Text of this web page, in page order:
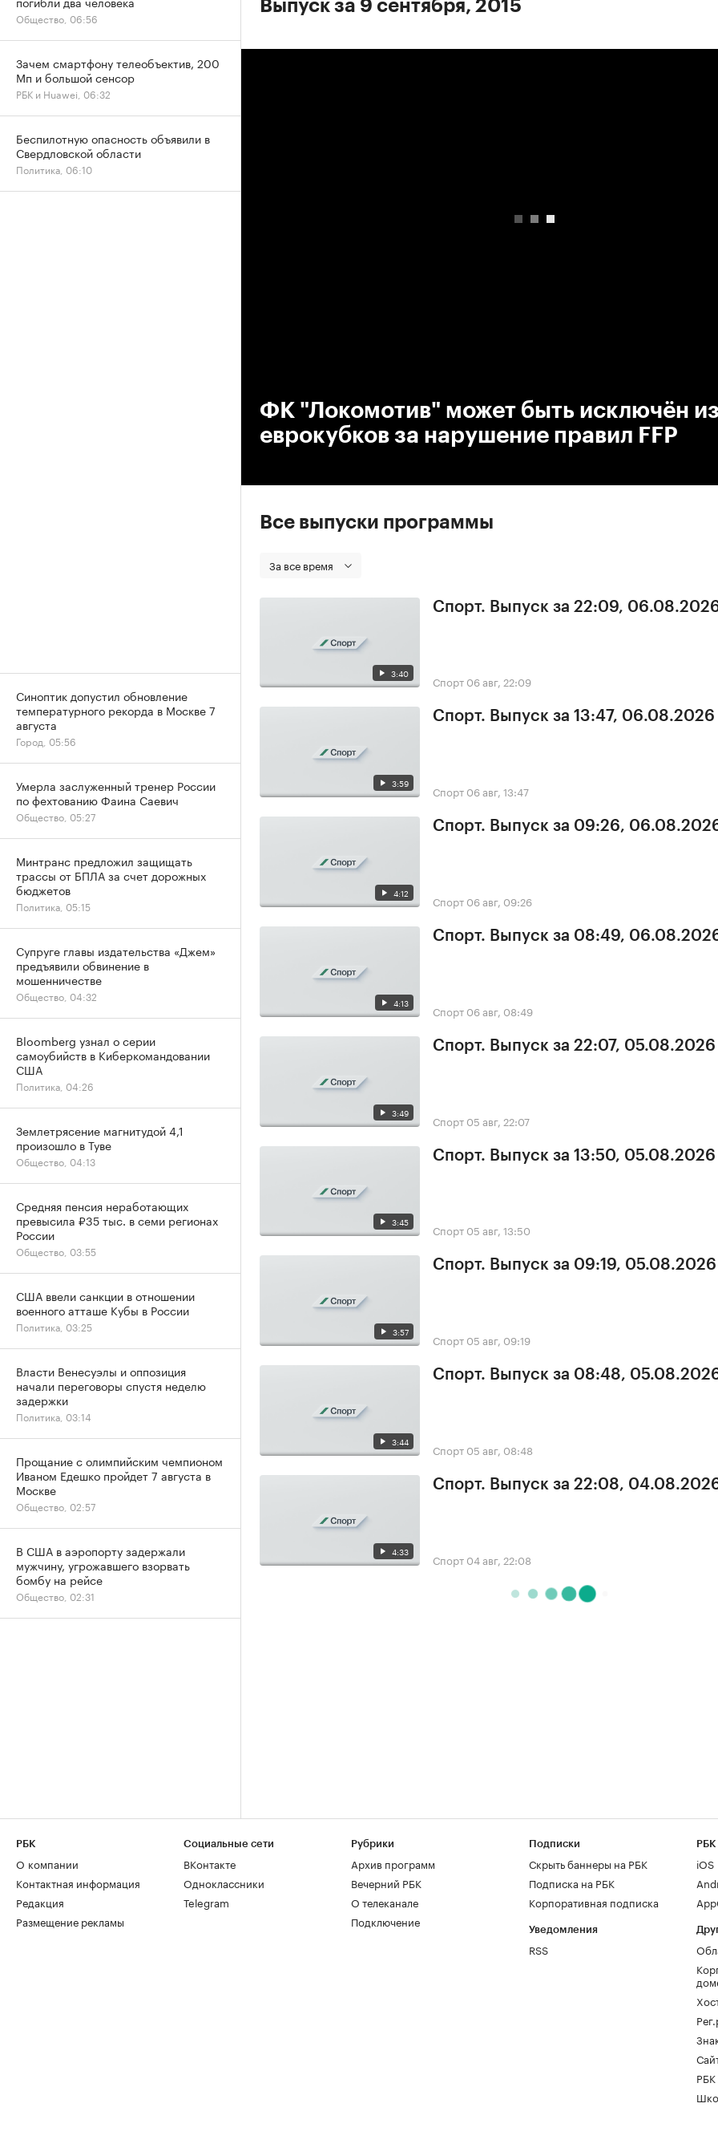
Выпуск за 9 сентября, 2015
ФК "Локомотив" может быть исключён
еврокубков за нарушение правил FFP
Все выпуски программы
За все время
3:40
Спорт. Выпуск за 22:09,
Спорт 06 авг, 22:09
3:59
Спорт. Выпуск за 13:47, 06.08.2026
Спорт 06 авг, 13:47
4:12
Спорт. Выпуск за 09:26,
Спорт 06 авг, 09:26
4:13
Спорт. Выпуск за 08:49,
Спорт 06 авг, 08:49
3:49
Спорт. Выпуск за 22:07, 05.08.2026
Спорт 05 авг, 22:07
3:45
Спорт. Выпуск за 13:50, 05.08.2026
Спорт 05 авг, 13:50
3:57
Спорт. Выпуск за 09:19, 05.08.2026
Спорт 05 авг, 09:19
3:44
Спорт. Выпуск за 08:48,
Спорт 05 авг, 08:48
4:33
Спорт. Выпуск за 22:08,
Спорт 04 авг, 22:08
Общество, 06:56
Зачем смартфону телеобъектив, 200
Мп и большой сенсор
РБК и Huawei, 06:32
Беспилотную опасность объявили в
Свердловской области
Политика, 06:10
Синоптик допустил обновление
температурного рекорда в Москве 7
августа
Город, 05:56
Умерла заслуженный тренер России
по фехтованию Фаина Саевич
Общество, 05:27
Минтранс предложил защищать
трассы от БПЛА за счет дорожных
бюджетов
Политика, 05:15
Супруге главы издательства «Джем»
предъявили обвинение в
мошенничестве
Общество, 04:32
Bloomberg узнал о серии
самоубийств в Киберкомандовании
США
Политика, 04:26
Землетрясение магнитудой 4,1
произошло в Туве
Общество, 04:13
Средняя пенсия неработающих
превысила ₽35 тыс. в семи регионах
России
Общество, 03:55
США ввели санкции в отношении
военного атташе Кубы в России
Политика, 03:25
Власти Венесуэлы и оппозиция
начали переговоры спустя неделю
задержки
Политика, 03:14
Прощание с олимпийским чемпионом
Иваном Едешко пройдет 7 августа в
Москве
Общество, 02:57
В США в аэропорту задержали
мужчину, угрожавшего взорвать
бомбу на рейсе
Общество, 02:31
РБК
О компании
Контактная информация
Редакция
Размещение рекламы
Социальные сети
ВКонтакте
Одноклассники
Telegram
Рубрики
Архив программ
Вечерний РБК
О телеканале
Подключение
Подписки
Скрыть баннеры на РБК
Подписка на РБК
Корпоративная подписка
Уведомления
RSS
РБК
iOS